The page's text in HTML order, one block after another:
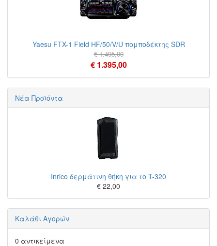
Yaesu FTX-1 Field HF/50/V/U πομποδέκτης SDR
€ 1.495,00
€ 1.395,00
Νέα Προϊόντα
Inrico δερμάτινη θήκη για το T-320
€ 22,00
Καλάθι Αγορών
0 αντικείμενα